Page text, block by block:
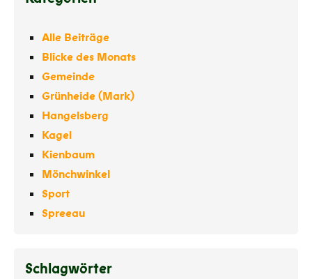
Alle Beiträge
Blicke des Monats
Gemeinde
Grünheide (Mark)
Hangelsberg
Kagel
Kienbaum
Mönchwinkel
Sport
Spreeau
Schlagwörter